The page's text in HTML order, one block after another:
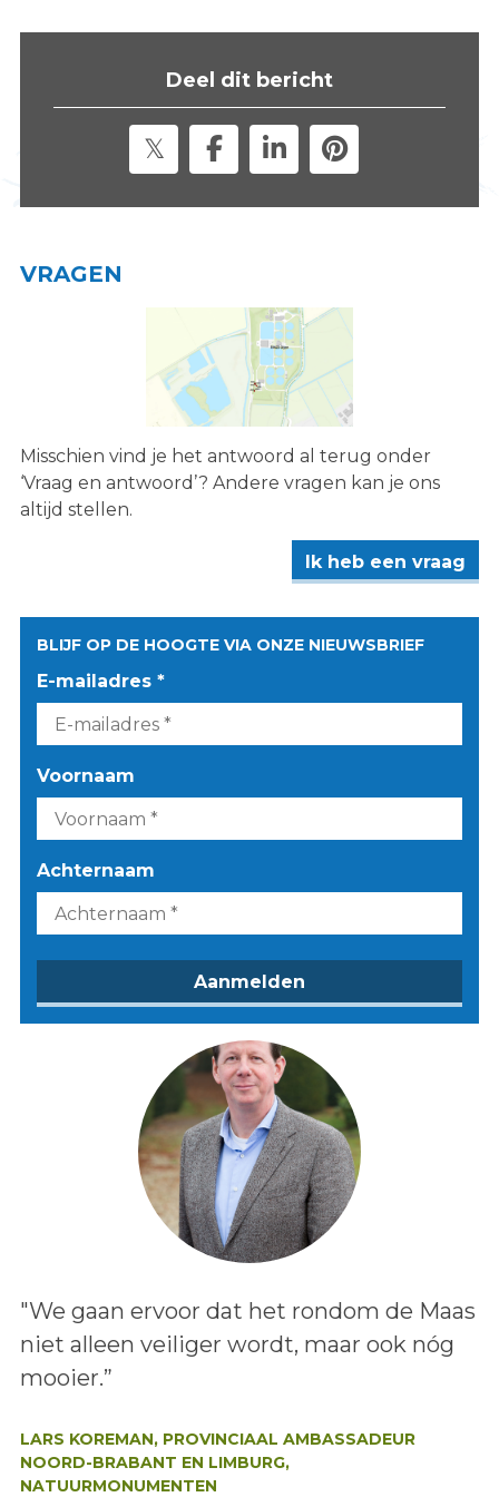
Deel dit bericht
VRAGEN
Misschien vind je het antwoord al terug onder
‘Vraag en antwoord’? Andere vragen kan je ons
altijd stellen.
Ik heb een vraag
BLIJF OP DE HOOGTE VIA ONZE NIEUWSBRIEF
E-mailadres *
Voornaam
Achternaam
Lees het bericht:
"We gaan ervoor dat het rondom de Maas
niet alleen veiliger wordt, maar ook nóg
mooier.”
LARS KOREMAN, PROVINCIAAL AMBASSADEUR
NOORD-BRABANT EN LIMBURG,
NATUURMONUMENTEN